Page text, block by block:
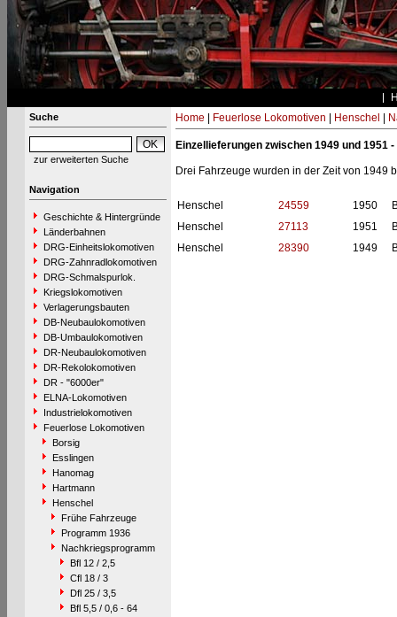
Suche
zur erweiterten Suche
Navigation
Geschichte & Hintergründe
Länderbahnen
DRG-Einheitslokomotiven
DRG-Zahnradlokomotiven
DRG-Schmalspurlok.
Kriegslokomotiven
Verlagerungsbauten
DB-Neubaulokomotiven
DB-Umbaulokomotiven
DR-Neubaulokomotiven
DR-Rekolokomotiven
DR - "6000er"
ELNA-Lokomotiven
Industrielokomotiven
Feuerlose Lokomotiven
Borsig
Esslingen
Hanomag
Hartmann
Henschel
Frühe Fahrzeuge
Programm 1936
Nachkriegsprogramm
Bfl 12 / 2,5
Cfl 18 / 3
Dfl 25 / 3,5
Bfl 5,5 / 0,6 - 64
Home Feuerlose Lokomotiven Henschel
Einzellieferungen zwischen 1949 und 1951
Drei Fahrzeuge wurden in der Zeit von 1949
Henschel 24559 1950
Henschel
27113 1951
Henschel
28390 1949